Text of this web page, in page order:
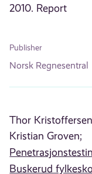
2010. Report
Publisher
Norsk Regnesentral
Thor
Kristian Groven;
Buskerud